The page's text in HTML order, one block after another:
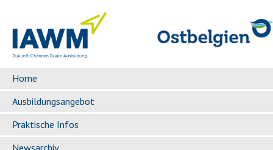
Home
Ausbildungsangebot
Praktische Infos